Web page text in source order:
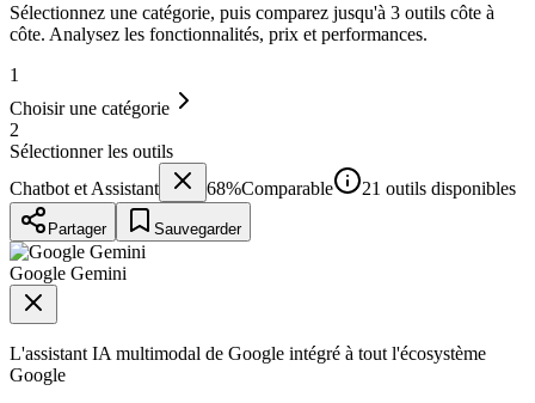
Sélectionnez une catégorie, puis comparez jusqu'à 3 outils côte à
côte. Analysez les fonctionnalités, prix et performances.
1
Choisir une catégorie
2
Sélectionner les outils
Chatbot et Assistant
68%Comparable 21 outils disponibles
Partager Sauvegarder
Google Gemini
L'assistant IA multimodal de Google intégré à tout l'écosystème
Google